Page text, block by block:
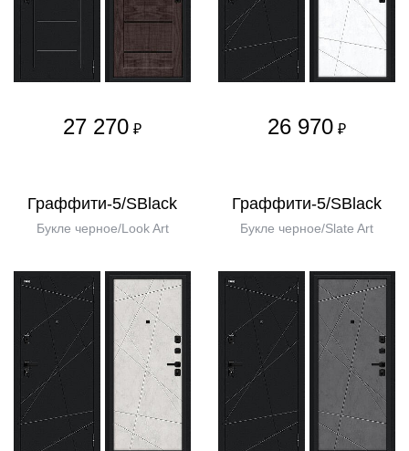
27 270 ₽ 26 970 ₽
Граффити-5/SBlack
Букле черное/Look Art
Граффити-5/SBlack
Букле черное/Slate Art